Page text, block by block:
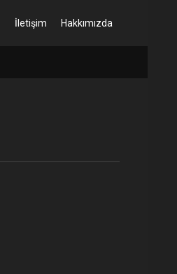
İletişim Hakkımızda